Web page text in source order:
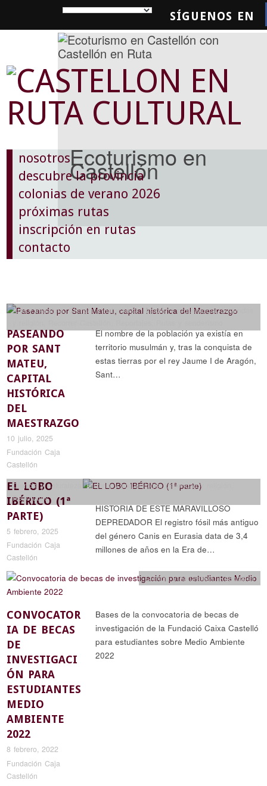
SÍGUENOS EN
Ecoturismo en
Castellón
nosotros
descubre la provincia
colonias de verano 2026
próximas rutas
inscripción en rutas
contacto
PASEANDO
POR SANT
MATEU,
CAPITAL
HISTÓRICA
DEL
MAESTRAZGO
10 julio, 2025
Fundación Caja
Castellón
Arte y literatura,Ciencia y naturaleza,Historia y arqueología,Leyendas
El nombre de la población ya existía en
territorio musulmán y, tras la conquista de
estas tierras por el rey Jaume I de Aragón,
Sant…
EL LOBO
IBÉRICO (1ª
PARTE)
5 febrero, 2025
Fundación Caja
Castellón
Ciencia y naturaleza ,Historia y arqueología, Leyendas y religión
Reportajes
HISTORIA DE ESTE MARAVILLOSO
DEPREDADOR El registro fósil más antiguo
del género Canis en Eurasia data de 3,4
millones de años en la Era de…
CONVOCATOR
IA DE BECAS
DE
INVESTIGACI
ÓN PARA
ESTUDIANTES
MEDIO
AMBIENTE
2022
8 febrero, 2022
Fundación Caja
Castellón
Ciencia y naturaleza,Reportajes
Bases de la convocatoria de becas de
investigación de la Fundació Caixa Castelló
para estudiantes sobre Medio Ambiente
2022